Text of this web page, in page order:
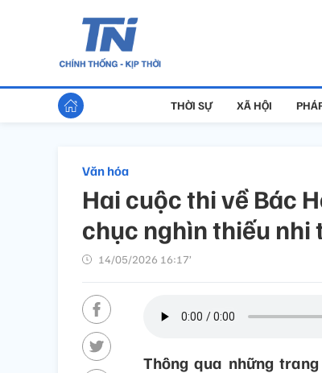
THỜI SỰ XÃ HỘI
Văn hóa
Hai cuộc thi về Bác
chục nghìn thiếu nhi
14/05/2026 16:17’
Thông qua những